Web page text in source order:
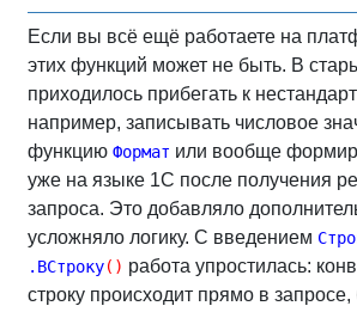
Если вы всё ещё работаете на
этих функций может не быть. В
приходилось прибегать к
например, записывать числовое
функцию Формат или вообще
уже на языке 1С после получения
запроса. Это добавляло
усложняло логику. С введением
.ВСтроку( ) работа упростилась:
строку происходит прямо в